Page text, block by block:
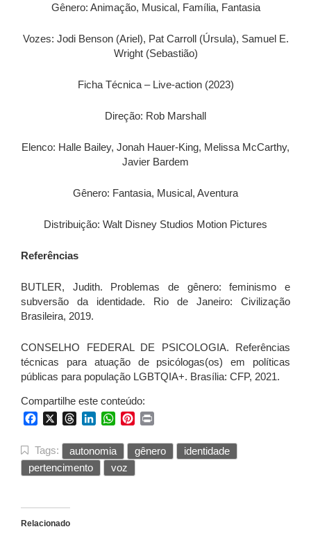
Gênero: Animação, Musical, Família, Fantasia
Vozes: Jodi Benson (Ariel), Pat Carroll (Úrsula), Samuel E.
Wright (Sebastião)
Ficha Técnica – Live-action (2023)
Direção: Rob Marshall
Elenco: Halle Bailey, Jonah Hauer-King, Melissa McCarthy,
Javier Bardem
Gênero: Fantasia, Musical, Aventura
Distribuição: Walt Disney Studios Motion Pictures
Referências
BUTLER, Judith. Problemas de gênero: feminismo e
subversão da identidade. Rio de Janeiro: Civilização
Brasileira, 2019.
CONSELHO FEDERAL DE PSICOLOGIA. Referências
técnicas para atuação de psicólogas(os) em políticas
públicas para população LGBTQIA+. Brasília: CFP, 2021.
Compartilhe este conteúdo:
FacebookThreadsLinkedInWhatsApp
Pinterest
Tags: autonomia gênero
identidade
pertencimento
voz
Relacionado